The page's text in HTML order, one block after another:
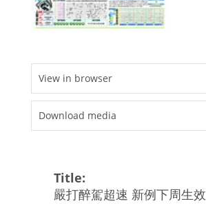
View in browser
Download media
Title:
嚴打醉駕超速 新例下周生效